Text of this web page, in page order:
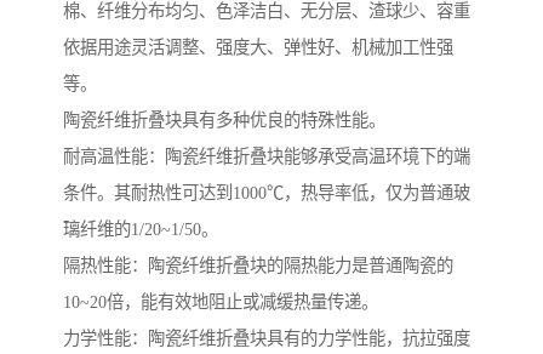
棉、纤维分布均匀、色泽洁白、无分层、渣球少、容重
依据用途灵活调整、强度大、弹性好、机械加工性强
等。
陶瓷纤维折叠块具有多种优良的特殊性能。
耐高温性能：陶瓷纤维折叠块能够承受高温环境下的端
条件。其耐热性可达到1000℃，热导率低，仅为普通玻
璃纤维的1/20~1/50。
隔热性能：陶瓷纤维折叠块的隔热能力是普通陶瓷的
10~20倍，能有效地阻止或减缓热量传递。
力学性能：陶瓷纤维折叠块具有的力学性能，抗拉强度